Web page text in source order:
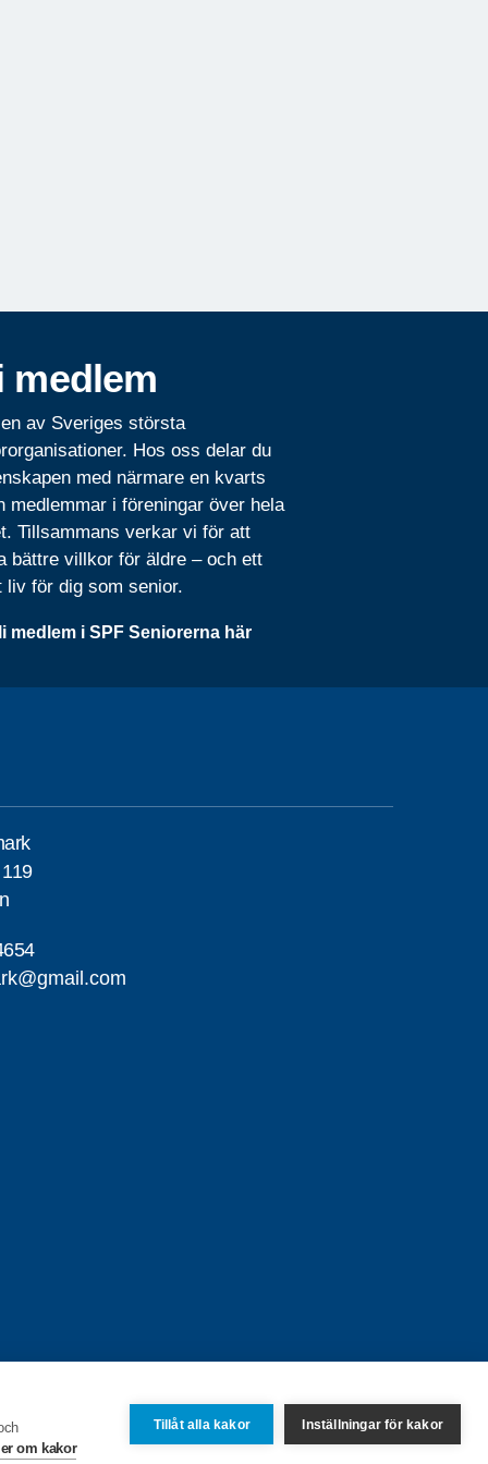
om kakor
Tillåt alla kakor Inställningar för kakor
medlem
av Sveriges största
Hos oss delar du
med närmare en kvarts
medlemmar i föreningar över hela
Tillsammans verkar vi för att
bättre villkor för äldre – och ett
liv för dig som senior.
medlem i SPF Seniorerna här